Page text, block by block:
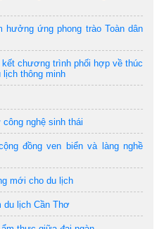
hưởng ứng phong trào Toàn dân
chương trình phối hợp về thúc
lịch thông minh
nghệ sinh thái
đồng ven biển và làng nghề
mới cho du lịch
du lịch Cần Thơ